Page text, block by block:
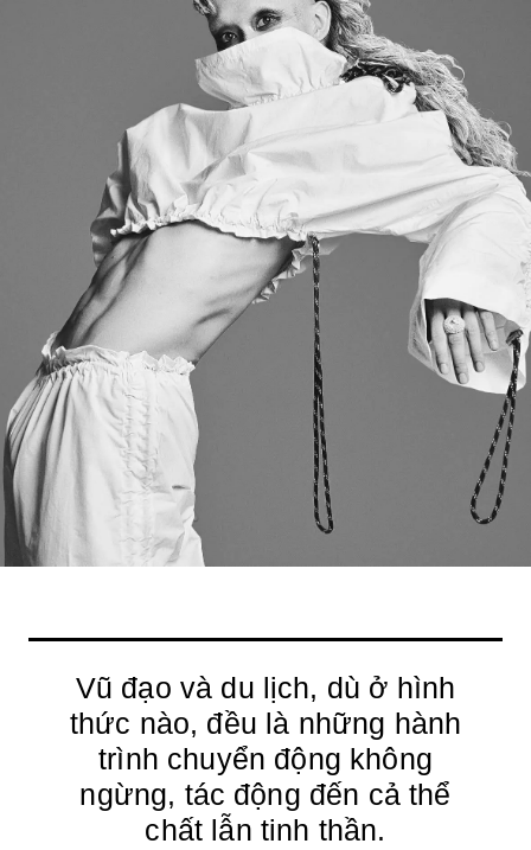
Vũ đạo và du lịch, dù ở hình
thức nào, đều là những hành
trình chuyển động không
ngừng, tác động đến cả thể
chất lẫn tinh thần.